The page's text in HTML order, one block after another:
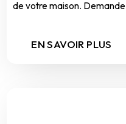
de votre maison.
EN SAVOIR PLUS